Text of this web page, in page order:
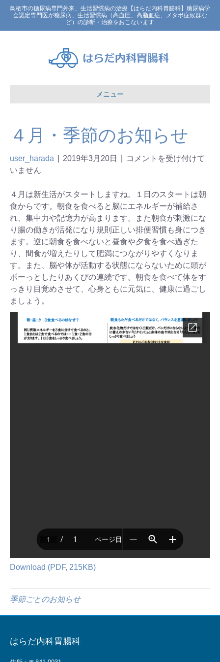
鳥栖市の糖尿病専門外来、生活習慣病の治療【はらだ内科胃腸科】糖尿病学
会認定専門医が糖尿病、生活習慣病（高血圧、高脂血症、メタボ症候群な
ど）の診断・治療をおこないます
メニュー
４月・季節のお知らせ
user_harada 2019年3月20日
コメントを受け付けて
いません
４月は新生活がスタートしますね。１日のスタートは朝
食からです。朝食を食べると脳にエネルギーが補給さ
れ、集中力や記憶力が高まります。また朝食が刺激にな
り腸の働きが活発になり規則正しい排便習慣も身につき
ます。逆に朝食を食べないと昼食や夕食を食べ過ぎた
り、間食が増えたりして肥満につながりやすくなりま
す。また、脳や体が活動する状態にならないために頭が
ボーっとしたりあくびの連続です。朝食を食べて体をす
っきり目覚めさせて、心身ともに元気に、健康に過ごし
ましょう。
Download (PDF, 215KB)
季節ごとのお知らせ
はらだ内科胃腸科